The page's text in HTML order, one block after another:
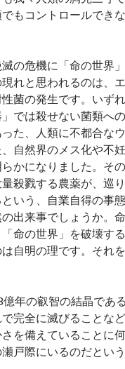
もコントロールでき
の危機に「命の世界
れと思われるのは、
菌の発生です。いず
では殺せない菌類へ
た、人類に不都合な
自然界のメス化や不
かになりました。そ
殺戮する農薬が、巡
いう、自業自得の事
出来事でしょうか。
命の世界」を破壊す
自明の理です。それ
年の叡智の結晶であ
完全に滅びることな
を備えていることに
戸際にいるのだとい